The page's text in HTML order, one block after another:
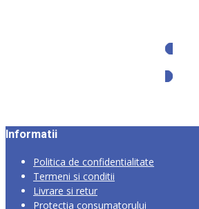
Informatii
Politica de confidentialitate
Termeni si conditii
Livrare si retur
Protectia consumatorului